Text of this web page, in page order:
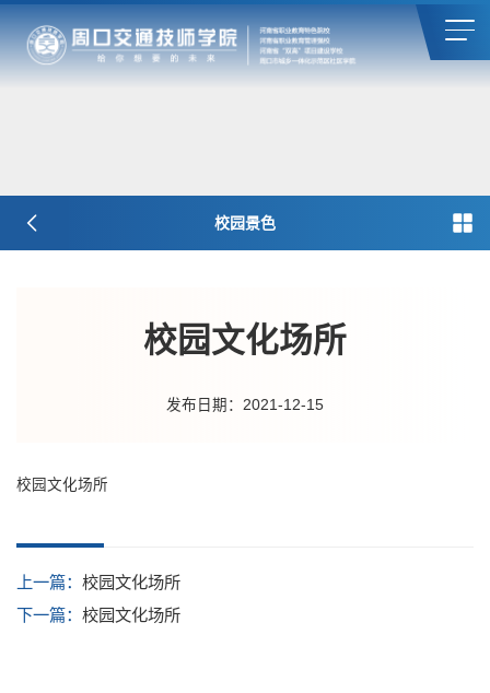
校园景色
校园文化场所
发布日期：2021-12-15
校园文化场所
上一篇： 校园文化场所
下一篇： 校园文化场所